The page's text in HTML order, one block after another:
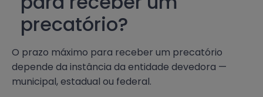
precatório?
O prazo máximo para receber um precatório
depende da instância da entidade devedora —
municipal, estadual ou federal.